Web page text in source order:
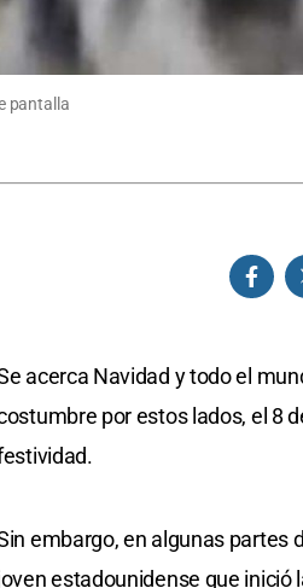
pantalla
acerca Navidad y todo el
por estos lados, el 8
embargo, en algunas partes
estadounidense que inició